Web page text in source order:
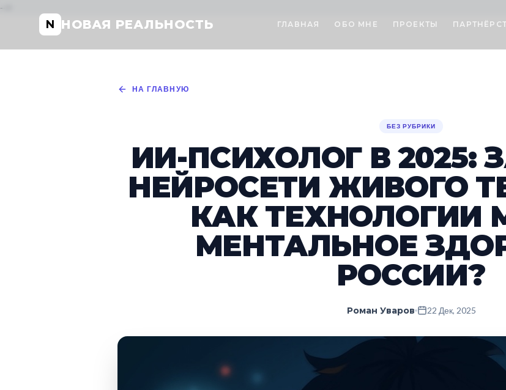
-->
N НОВАЯ РЕАЛЬНОСТЬ ГЛАВНАЯ ОБО МНЕ ПРОЕКТЫ
НА ГЛАВНУЮ
БЕЗ РУБРИКИ
ИИ-ПСИХОЛОГ В 2025:
НЕЙРОСЕТИ ЖИВОГО
КАК ТЕХНОЛОГИИ
МЕНТАЛЬНОЕ
РОССИИ?
Роман Уваров 22 Дек, 2025